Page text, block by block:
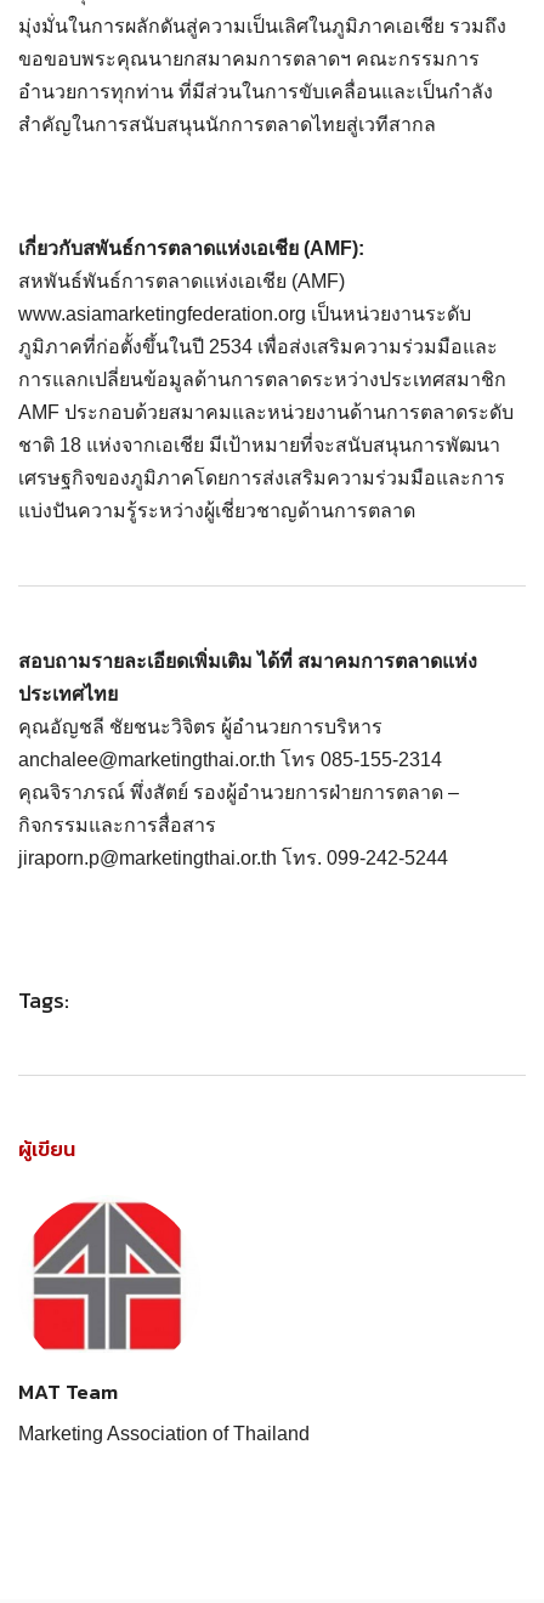
มุ่งมั่นในการผลักดันสู่ความเป็นเลิศในภูมิภาคเอเชีย รวมถึง
ขอขอบพระคุณนายกสมาคมการตลาดฯ คณะกรรมการ
อำนวยการทุกท่าน ที่มีส่วนในการขับเคลื่อนและเป็นกำลัง
สำคัญในการสนับสนุนนักการตลาดไทยสู่เวทีสากล
เกี่ยวกับสพันธ์การตลาดแห่งเอเชีย (AMF):
สหพันธ์พันธ์การตลาดแห่งเอเชีย (AMF)
www.asiamarketingfederation.org เป็นหน่วยงานระดับ
ภูมิภาคที่ก่อตั้งขึ้นในปี 2534 เพื่อส่งเสริมความร่วมมือและ
การแลกเปลี่ยนข้อมูลด้านการตลาดระหว่างประเทศสมาชิก
AMF ประกอบด้วยสมาคมและหน่วยงานด้านการตลาดระดับ
ชาติ 18 แห่งจากเอเชีย มีเป้าหมายที่จะสนับสนุนการพัฒนา
เศรษฐกิจของภูมิภาคโดยการส่งเสริมความร่วมมือและการ
แบ่งปันความรู้ระหว่างผู้เชี่ยวชาญด้านการตลาด
สอบถามรายละเอียดเพิ่มเติม ได้ที่ สมาคมการตลาดแห่ง
ประเทศไทย
คุณอัญชลี ชัยชนะวิจิตร ผู้อำนวยการบริหาร
anchalee@marketingthai.or.th โทร 085-155-2314
คุณจิราภรณ์ พึ่งสัตย์ รองผู้อำนวยการฝ่ายการตลาด –
กิจกรรมและการสื่อสาร
jiraporn.p@marketingthai.or.th โทร. 099-242-5244
Tags:
ผู้เขียน
MAT Team
Marketing Association of Thailand